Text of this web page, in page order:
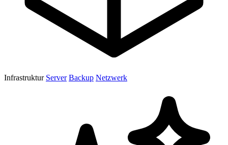
Infrastruktur Server Backup Netzwerk